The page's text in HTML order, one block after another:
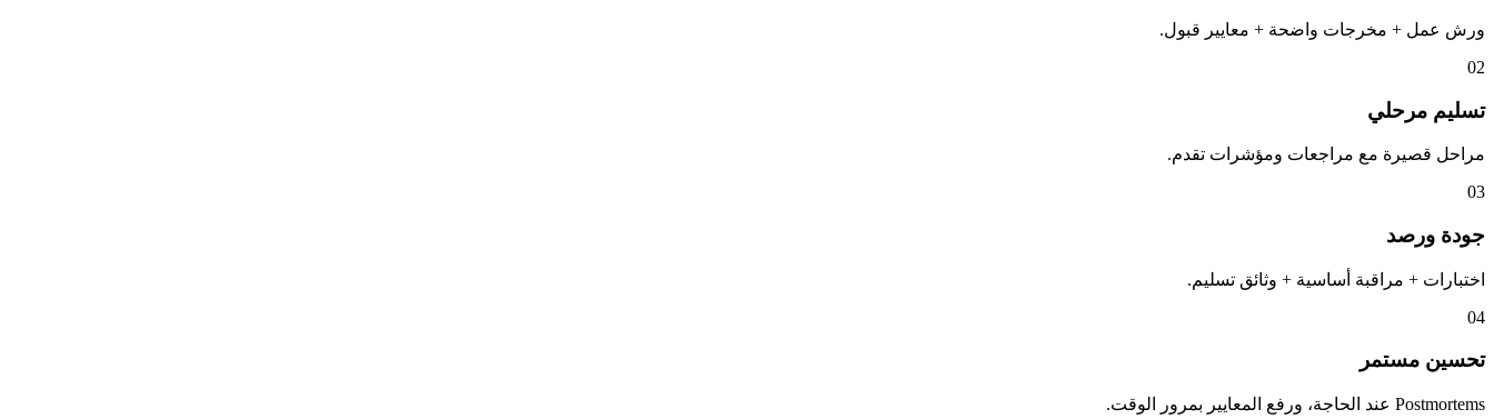
ورش عمل + مخرجات واضحة + معايير قبول.
02
تسليم مرحلي
مراحل قصيرة مع مراجعات ومؤشرات تقدم.
03
جودة ورصد
اختبارات + مراقبة أساسية + وثائق تسليم.
04
تحسين مستمر
Postmortems عند الحاجة، ورفع المعايير بمرور الوقت.